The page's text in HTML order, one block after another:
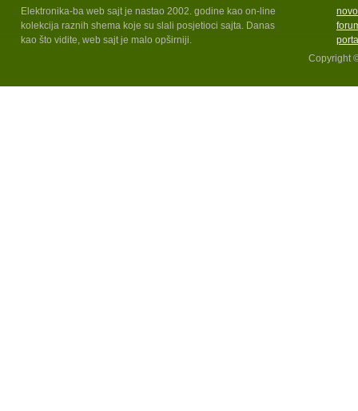
Elektronika-ba web sajt je nastao 2002. godine kao on-line
kolekcija raznih shema koje su slali posjetioci sajta. Danas
kao što vidite, web sajt je malo opširniji.
Copyright